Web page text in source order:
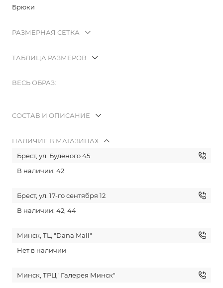
Брюки
РАЗМЕРНАЯ СЕТКА
ТАБЛИЦА РАЗМЕРОВ
ВЕСЬ ОБРАЗ:
СОСТАВ И ОПИСАНИЕ
НАЛИЧИЕ В МАГАЗИНАХ
Брест, ул. Будёного 45
В наличии: 42
Брест, ул. 17-го сентября 12
В наличии: 42, 44
Минск, ТЦ "Dana Mall"
Нет в наличии
Минск, ТРЦ "Галерея Минск"